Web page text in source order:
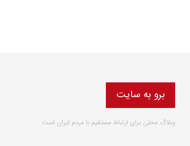
برو به سایت
وبلاگ محلی برای ارتباط مستقیم با مردم ایران است